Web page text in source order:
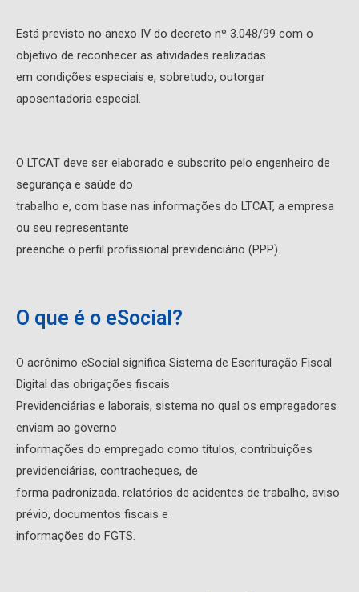
Está previsto no anexo IV do decreto nº 3.048/99 com o
objetivo de reconhecer as atividades realizadas
em condições especiais e, sobretudo, outorgar
aposentadoria especial.
O LTCAT deve ser elaborado e subscrito pelo engenheiro de
segurança e saúde do
trabalho e, com base nas informações do LTCAT, a empresa
ou seu representante
preenche o perfil profissional previdenciário (PPP).
O que é o eSocial?
O acrônimo eSocial significa Sistema de Escrituração Fiscal
Digital das obrigações fiscais
Previdenciárias e laborais, sistema no qual os empregadores
enviam ao governo
informações do empregado como títulos, contribuições
previdenciárias, contracheques, de
forma padronizada. relatórios de acidentes de trabalho, aviso
prévio, documentos fiscais e
informações do FGTS.